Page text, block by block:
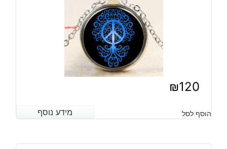
₪120
מידע נוסף הוסף לסל מידע נוסף